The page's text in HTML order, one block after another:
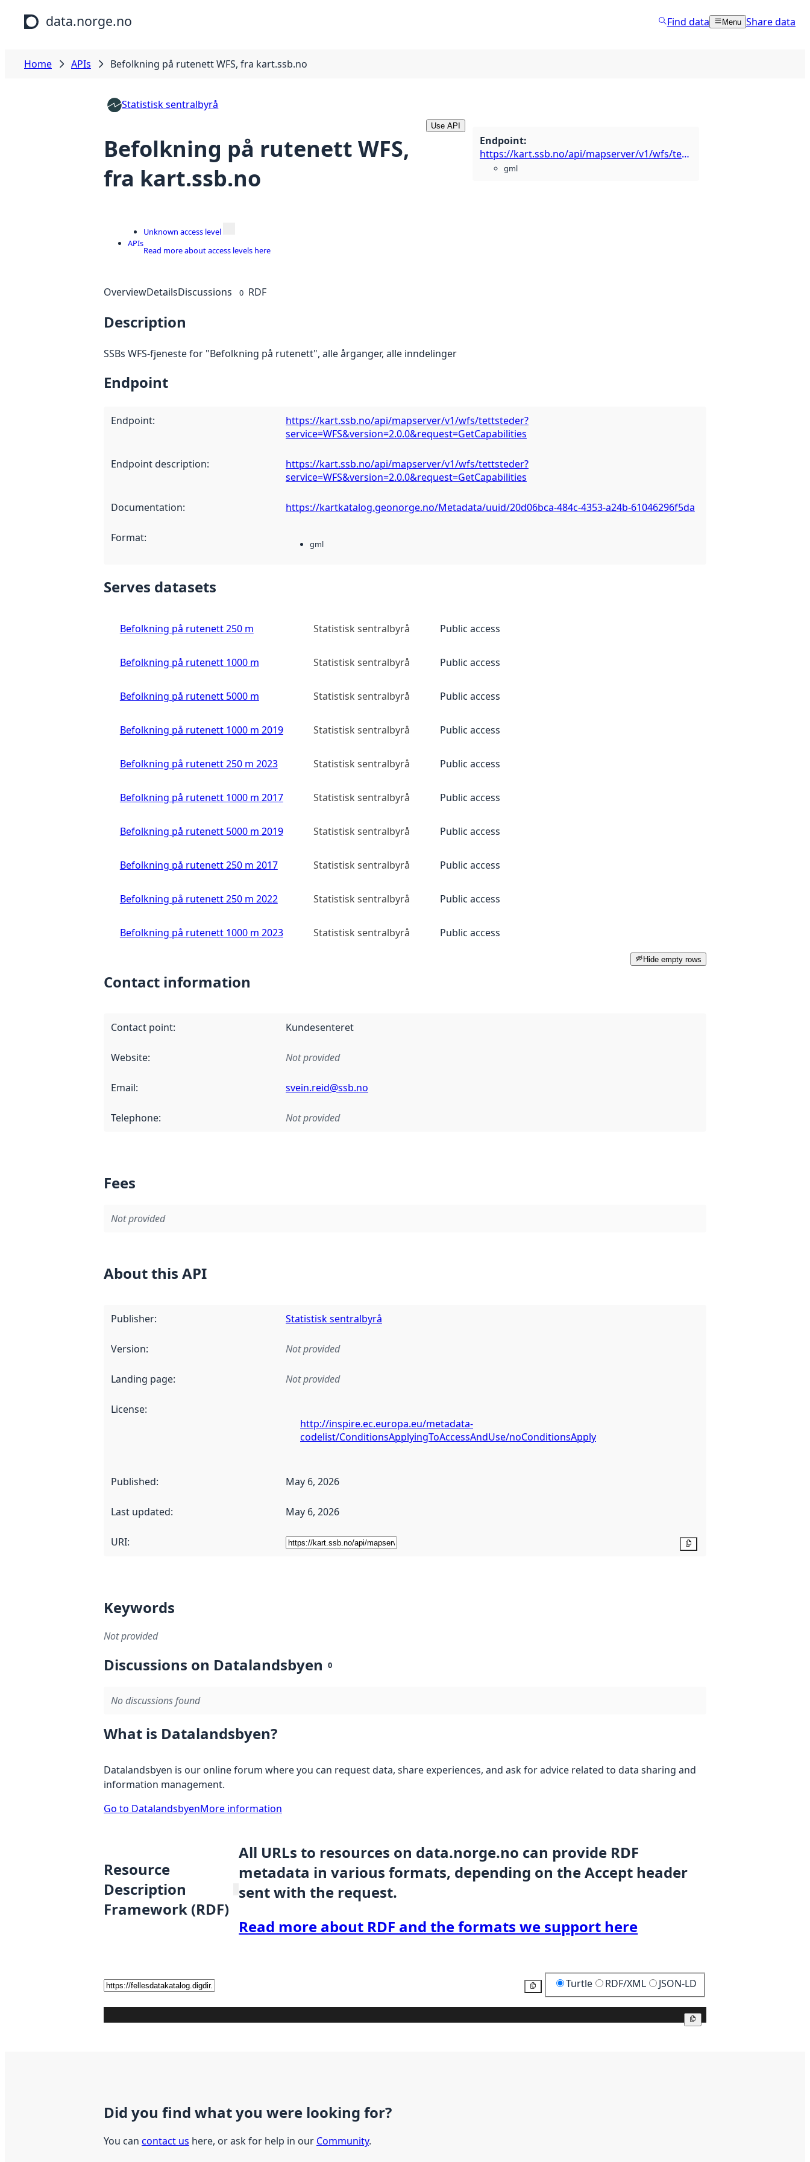
Skip to main content
data.norge.no Find data Menu Share data
Home APIs Befolkning på rutenett WFS, fra kart.ssb.no
Statistisk sentralbyrå
Befolkning på rutenett WFS,
fra kart.ssb.no
Use API
Endpoint:
https://kart.ssb.no/api/mapserver/v1/wfs/tettsteder?service=WFS&version=2.0.0&request=GetCapabilities
gml
APIs
Unknown access level
Read more about access levels here
OverviewDetailsDiscussions 0 RDF
Description
SSBs WFS-fjeneste for "Befolkning på rutenett", alle årganger, alle inndelinger
Endpoint
Endpoint:
https://kart.ssb.no/api/mapserver/v1/wfs/tettsteder?
service=WFS&version=2.0.0&request=GetCapabilities
Endpoint description:
https://kart.ssb.no/api/mapserver/v1/wfs/tettsteder?
service=WFS&version=2.0.0&request=GetCapabilities
Documentation: https://kartkatalog.geonorge.no/Metadata/uuid/20d06bca-484c-4353-a24b-61046296f5da
Format: gml
Serves datasets
Befolkning på rutenett 250 m Statistisk sentralbyrå Public access
Befolkning på rutenett 1000 m Statistisk sentralbyrå Public access
Befolkning på rutenett 5000 m Statistisk sentralbyrå Public access
Befolkning på rutenett 1000 m 2019 Statistisk sentralbyrå Public access
Befolkning på rutenett 250 m 2023 Statistisk sentralbyrå Public access
Befolkning på rutenett 1000 m 2017 Statistisk sentralbyrå Public access
Befolkning på rutenett 5000 m 2019 Statistisk sentralbyrå Public access
Befolkning på rutenett 250 m 2017 Statistisk sentralbyrå Public access
Befolkning på rutenett 250 m 2022 Statistisk sentralbyrå Public access
Befolkning på rutenett 1000 m 2023 Statistisk sentralbyrå Public access
Hide empty rows
Contact information
Contact point: Kundesenteret
Website: Not provided
Email: svein.reid@ssb.no
Telephone: Not provided
Fees
Not provided
About this API
Publisher: Statistisk sentralbyrå
Version: Not provided
Landing page: Not provided
License:
http://inspire.ec.europa.eu/metadata-
codelist/ConditionsApplyingToAccessAndUse/noConditionsApply
Published: May 6, 2026
Last updated: May 6, 2026
URI:
Keywords
Not provided
Discussions on Datalandsbyen 0
No discussions found
What is Datalandsbyen?
Datalandsbyen is our online forum where you can request data, share experiences, and ask for advice related to data sharing and
information management.
Go to DatalandsbyenMore information
Resource
Description
Framework (RDF)
All URLs to resources on data.norge.no can provide RDF
metadata in various formats, depending on the Accept header
sent with the request.
Read more about RDF and the formats we support here
Turtle RDF/XML JSON-LD
Did you find what you were looking for?
You can contact us here, or ask for help in our Community.